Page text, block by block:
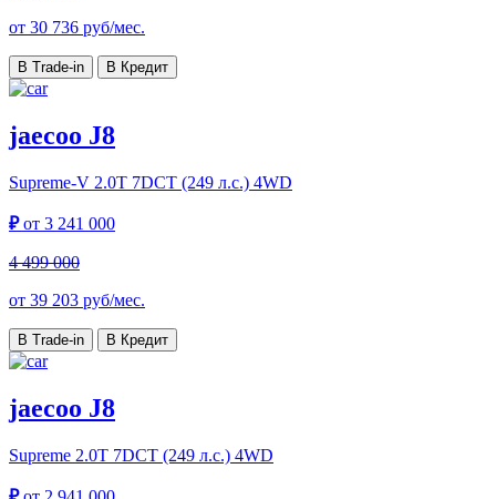
от 30 736 руб/мес.
В Trade-in В Кредит
jaecoo J8
Supreme-V 2.0T 7DCT (249 л.с.) 4WD
₽от 3 241 000
4 499 000
от 39 203 руб/мес.
В Trade-in В Кредит
jaecoo J8
Supreme 2.0T 7DCT (249 л.с.) 4WD